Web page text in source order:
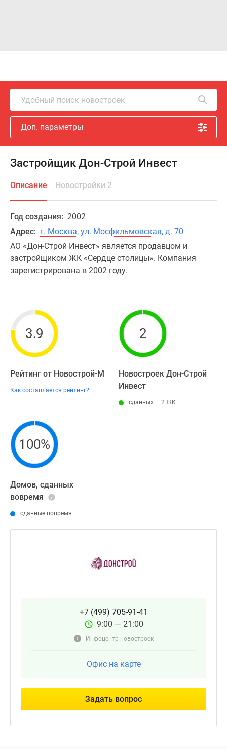
Удобный поиск новостроек
Доп. параметры
Застройщик Дон-Строй Инвест
Описание Новостройки 2
Год создания: 2002
Адрес: г. Москва, ул. Мосфильмовская, д. 70
АО «Дон-Строй Инвест» является продавцом и
застройщиком ЖК «Сердце столицы». Компания
зарегистрирована в 2002 году.
3.9
Рейтинг от Новострой-М
Как составляется рейтинг?
2
Новостроек Дон-Строй
Инвест
сданных — 2 ЖК
100%
Домов, сданных
вовремя
сданные вовремя
+7 (499) 705-91-41
9:00 — 21:00
Инфоцентр новостроек
Офис на карте
Задать вопрос